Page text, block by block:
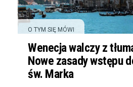
O TYM SIĘ MÓWI
Wenecja walczy z
Nowe zasady wstępu
św. Marka